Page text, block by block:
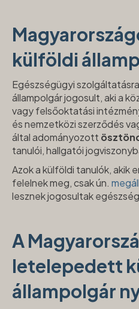
külföldi
Egészségügyi
állampolgár jogosult, aki a
vagy felsőoktatási
és nemzetközi szerződés
által adományozott
tanulói, hallgatói
Azok a külföldi tanulók, akik
felelnek meg, csak ún.
lesznek jogosultak
A
letelepedett
állampolgár